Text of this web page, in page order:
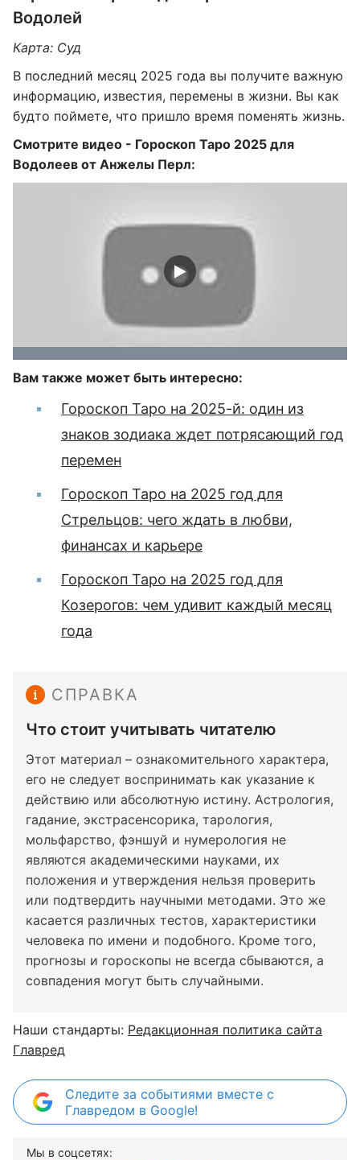
Водолей
Карта: Суд
В последний месяц 2025 года вы получите важную
информацию, известия, перемены в жизни. Вы как
будто поймете, что пришло время поменять жизнь.
Смотрите видео - Гороскоп Таро 2025 для
Водолеев от Анжелы Перл:
Вам также может быть интересно:
Гороскоп Таро на 2025-й: один из
знаков зодиака ждет потрясающий год
перемен
Гороскоп Таро на 2025 год для
Стрельцов: чего ждать в любви,
финансах и карьере
Гороскоп Таро на 2025 год для
Козерогов: чем удивит каждый месяц
года
СПРАВКА
Что стоит учитывать читателю
Этот материал – ознакомительного характера,
его не следует воспринимать как указание к
действию или абсолютную истину. Астрология,
гадание, экстрасенсорика, тарология,
мольфарство, фэншуй и нумерология не
являются академическими науками, их
положения и утверждения нельзя проверить
или подтвердить научными методами. Это же
касается различных тестов, характеристики
человека по имени и подобного. Кроме того,
прогнозы и гороскопы не всегда сбываются, а
совпадения могут быть случайными.
Наши стандарты: Редакционная политика сайта
Главред
Следите за событиями вместе с
Главредом в Google!
Мы в соцсетях: